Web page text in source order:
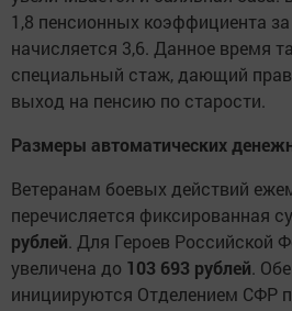
1,8 пенсионных коэффициента
начисляется 3,6. Данное время
специальный стаж, дающий
выход на пенсию по старости.
Размеры автоматических
Ветеранам боевых действий
перечисляется фиксированная
рублей. Для Героев Российской
увеличена до 103 693 рублей.
инициируются Отделением СФР